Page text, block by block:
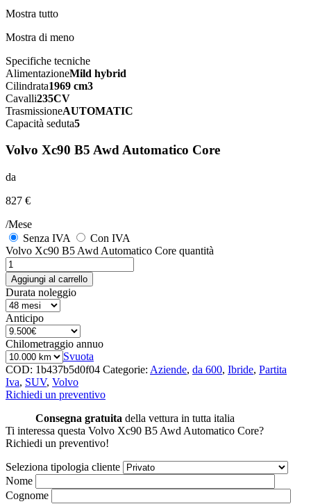
Mostra tutto
Mostra di meno
Specifiche tecniche
AlimentazioneMild hybrid
Cilindrata1969 cm3
Cavalli235CV
TrasmissioneAUTOMATIC
Capacità seduta5
Volvo Xc90 B5 Awd Automatico Core
da
827 €
/Mese
Senza IVA
Con IVA
Volvo Xc90 B5 Awd Automatico Core quantità
Aggiungi al carrello
Durata noleggio
Anticipo
Chilometraggio annuo
Svuota
COD: 1b437b5d0f04 Categorie: Aziende, da 600, Ibride, Partita
Iva, SUV, Volvo
Richiedi un preventivo
Consegna gratuita della vettura in tutta italia
Ti interessa questa Volvo Xc90 B5 Awd Automatico Core?
Richiedi un preventivo!
Seleziona tipologia cliente
Nome
Cognome